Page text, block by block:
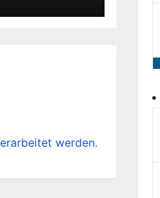
werden.